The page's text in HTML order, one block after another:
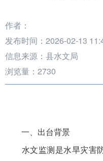
作者：
发布时间：2026-02-13
信息来源：县水文局
浏览量： 2730
一、出台背景
水文监测是水旱灾害防